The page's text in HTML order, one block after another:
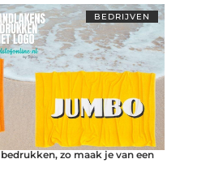
BEDRIJVEN
zo maak je van een